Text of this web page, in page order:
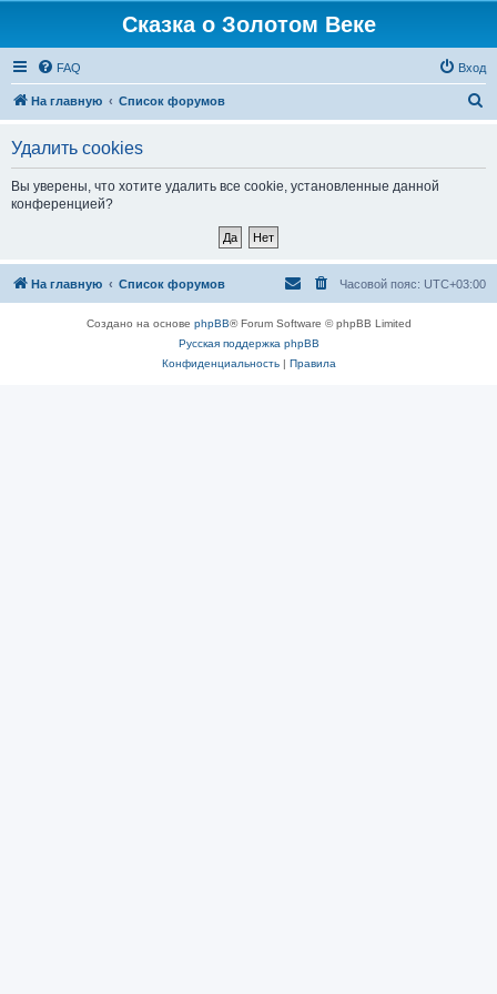
Сказка о Золотом Веке
FAQ Вход
На главную Список форумов
Удалить cookies
Вы уверены, что хотите удалить все cookie, установленные данной
конференцией?
На главную Список форумов Часовой пояс: UTC+03:00
Создано на основе phpBB® Forum Software © phpBB Limited
Русская поддержка phpBB
Конфиденциальность| Правила